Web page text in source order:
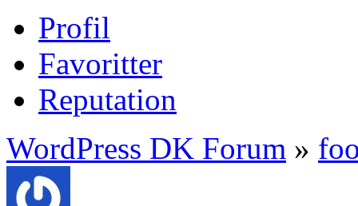
Profil
Favoritter
Reputation
WordPress DK Forum »